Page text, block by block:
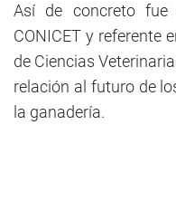
Así de concreto fue
CONICET y referente
de Ciencias
relación al futuro de
la ganadería.